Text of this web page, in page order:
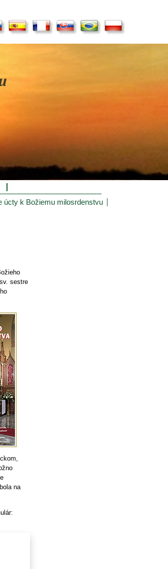
úcty k Božiemu milosrdenstvu
sestre
na